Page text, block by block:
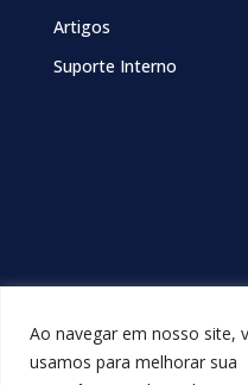
Ao navegar em nosso site,
usamos para melhorar sua
Artigos
Suporte Interno